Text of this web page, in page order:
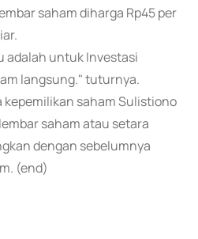
saham diharga Rp45 per
adalah untuk Investasi
langsung." tuturnya.
kepemilikan saham Sulistiono
saham atau setara
dengan sebelumnya
(end)